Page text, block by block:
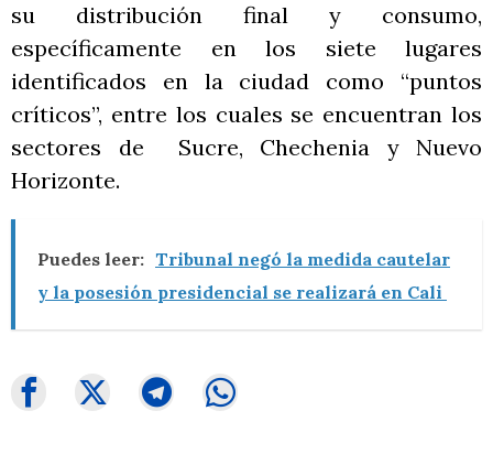
su distribución final y consumo,
específicamente en los siete lugares
identificados en la ciudad como “puntos
críticos”, entre los cuales se encuentran los
sectores de Sucre, Chechenia y Nuevo
Horizonte.
Puedes leer: Tribunal negó la medida cautelar
y la posesión presidencial se realizará en Cali